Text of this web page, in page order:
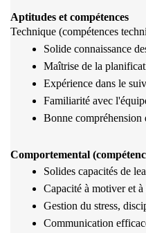
Aptitudes et compétences
Technique (compétences
Solide connaissance
Maîtrise de la
Expérience dans le
Familiarité avec
Bonne compréhension
Comportemental
Solides capacités de
Capacité à motiver et
Gestion du stress,
Communication